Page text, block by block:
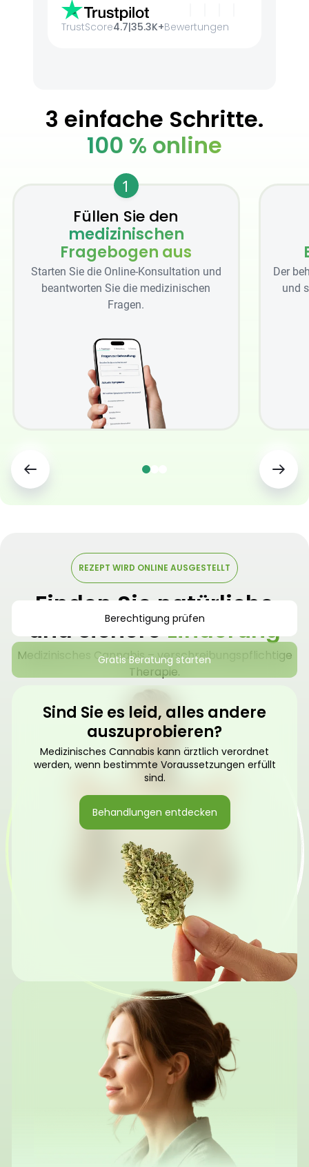
TrustScore4.7|35.3K+Bewertungen
3 einfache Schritte.
100 % online
1
Füllen Sie den
medizinischen
Fragebogen aus
Starten Sie die Online-Konsultation und
beantworten Sie die medizinischen
Fragen.
Der
und
REZEPT WIRD ONLINE AUSGESTELLT
Finden Sie natürliche
und sichereLinderung
Medizinisches Cannabis – verschreibungspflichtige
Therapie.
Berechtigung prüfen
Gratis Beratung starten
Sind Sie es leid, alles andere
auszuprobieren?
Medizinisches Cannabis kann ärztlich verordnet
werden, wenn bestimmte Voraussetzungen erfüllt
sind.
Behandlungen entdecken